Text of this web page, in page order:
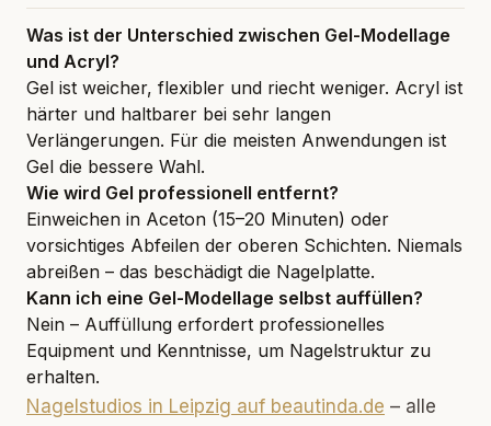
Was ist der Unterschied zwischen Gel-Modellage
und Acryl?
Gel ist weicher, flexibler und riecht weniger. Acryl ist
härter und haltbarer bei sehr langen
Verlängerungen. Für die meisten Anwendungen ist
Gel die bessere Wahl.
Wie wird Gel professionell entfernt?
Einweichen in Aceton (15–20 Minuten) oder
vorsichtiges Abfeilen der oberen Schichten. Niemals
abreißen – das beschädigt die Nagelplatte.
Kann ich eine Gel-Modellage selbst auffüllen?
Nein – Auffüllung erfordert professionelles
Equipment und Kenntnisse, um Nagelstruktur zu
erhalten.
Nagelstudios in Leipzig auf beautinda.de – alle